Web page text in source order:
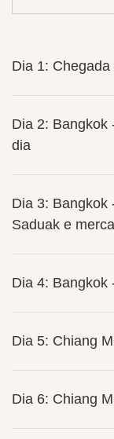
Dia 1:
Dia 2: Bangkok
dia
Dia 3: Bangkok
Saduak e
Dia 4: Bangkok
Dia 5: Chiang
Dia 6: Chiang